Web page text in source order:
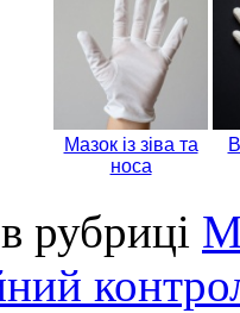
Мазок із зіва та
носа
рубриці